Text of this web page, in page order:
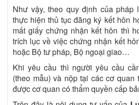
Như vậy, theo quy định của pháp
thực hiện thủ tục đăng ký kết hôn
mất giấy chứng nhận kết hôn thì
trích lục về việc chứng nhận kết
hoặc Bộ tư pháp, Bộ ngoại giao…
Khi yêu cầu thì người yêu cầu
(theo mẫu) và nộp tại các cơ quan
được cơ quan có thẩm quyền cấp